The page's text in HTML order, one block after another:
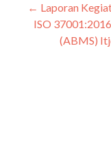
Navigasi
← Laporan
ISO
(ABMS)